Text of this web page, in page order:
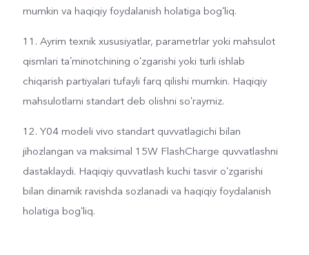
mumkin va haqiqiy foydalanish holatiga bogʻliq.
11. Ayrim texnik xususiyatlar, parametrlar yoki mahsulot
qismlari taʼminotchining oʻzgarishi yoki turli ishlab
chiqarish partiyalari tufayli farq qilishi mumkin. Haqiqiy
mahsulotlarni standart deb olishni soʻraymiz.
12. Y04 modeli vivo standart quvvatlagichi bilan
jihozlangan va maksimal 15W FlashCharge quvvatlashni
dastaklaydi. Haqiqiy quvvatlash kuchi tasvir oʻzgarishi
bilan dinamik ravishda sozlanadi va haqiqiy foydalanish
holatiga bogʻliq.